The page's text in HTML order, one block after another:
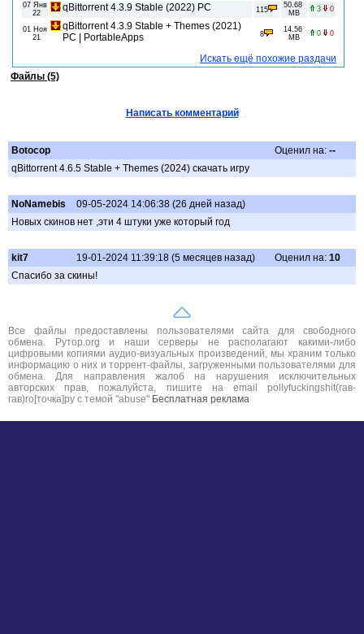
07 Янв
22
qBittorrent 4.3.9 Stable (2022) PC 115
50.68
MB
3 0
01 Ноя
21
qBittorrent 4.3.9 Stable + Themes (2021)
PC | PortableApps
8
14.56
MB
0 0
Искать ещё похожие раздачи
Файлы (5)
Написать комментарий
Botocop Оценил на: --
qBittorrent 4.6.5 Stable + Themes (2024) скачать игру
NoNamebis
09-05-2024 14:06:38 (26 дней назад)
Новых скинов нет ,эти 4 штуки уже который год
kit7 19-01-2024 11:39:18 (5 месяцев назад) Оценил на: 10
Спасибо за скины!
Все файлы предоставлены пользователями сайта для свободного
обмена. Рутор.org и наши серверы не располагают какими-либо
цифровыми копиями аудио-визуальных произведений, мы храним только
информацию о них и торрент-файлы, загруженными пользователями для
обмена. Для направления жалоб на нарушения исключительных
авторских прав, пожалуйста, пишите на email pollyfuckingshit(гав-
гав)ro[точка]ру с темой "abuse" Бесплатная реклама